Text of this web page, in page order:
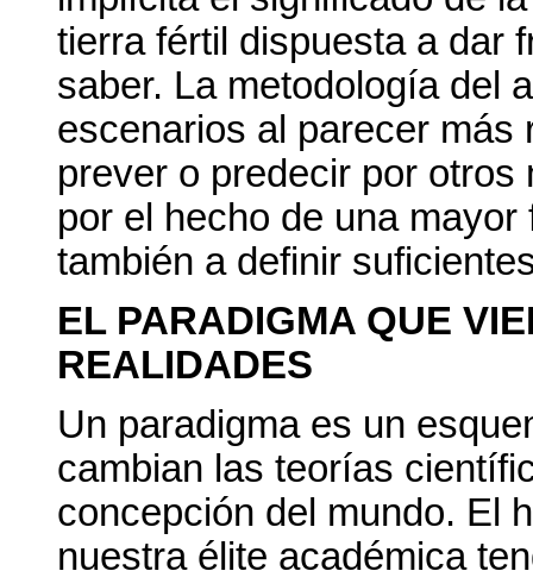
tierra fértil dispuesta a dar
saber. La metodología del
escenarios al parecer más
prever o predecir por
por el hecho de una
también a definir
EL PARADIGMA QUE
REALIDADES
Un paradigma es un
cambian las teorías
concepción del mundo. El
nuestra élite académica